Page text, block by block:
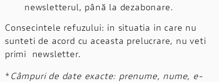
newsletterul, până la dezabonare.
Consecintele refuzului: in situatia in care nu
sunteti de acord cu aceasta prelucrare, nu veti
primi newsletter.
* Câmpuri de date exacte: prenume, nume, e-